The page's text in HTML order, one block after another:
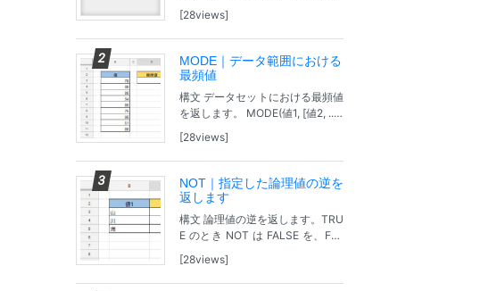
す。 ※角度が度で表されている場
合は、角度に PI()/180 を掛ける
か、または RADIANS...
28views
MODE｜データ範囲における
最頻値
構文 データセットにおける最頻値
を返します。 MODE(値1, [値2, ...])
初の値または範囲です。 [値2,
...]：最頻値の計算対象となる追加
の値または範囲...
28views
NOT｜指定した論理値の逆を
返します
構文 論理値の逆を返します。TRU
E のとき NOT は FALSE を、FAL
す。 NOT(論理式) 論理式：式、ま
たは論理値 TRUE か FALSE...
28views